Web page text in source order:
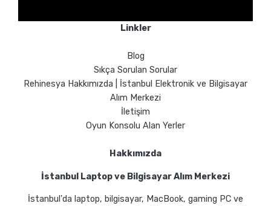
Linkler
Blog
Sıkça Sorulan Sorular
Rehinesya Hakkımızda | İstanbul Elektronik ve Bilgisayar
Alım Merkezi
İletişim
Oyun Konsolu Alan Yerler
Hakkımızda
İstanbul Laptop ve Bilgisayar Alım Merkezi
İstanbul'da laptop, bilgisayar, MacBook, gaming PC ve